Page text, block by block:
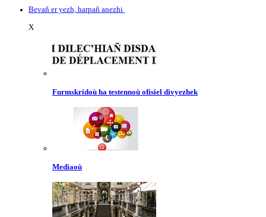
Bevañ er yezh, harpañ anezhi
X
Furmskridoù ha testennoù ofisiel divyezhek
Mediaoù